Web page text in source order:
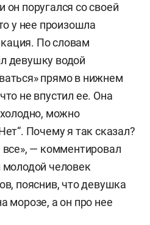
он поругался со своей
у нее произошла
По словам
девушку водой
прямо в нижнем
не впустил ее. Она
можно
Почему я так сказал?
все», — комментировал
молодой человек
пояснив, что девушка
морозе, а он про нее